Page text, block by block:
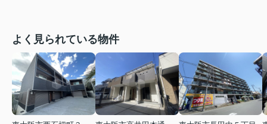
よく見られている物件